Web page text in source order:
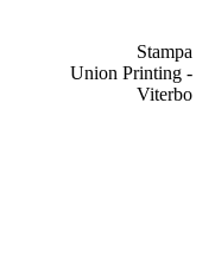
Stampa
Union Printing -
Viterbo